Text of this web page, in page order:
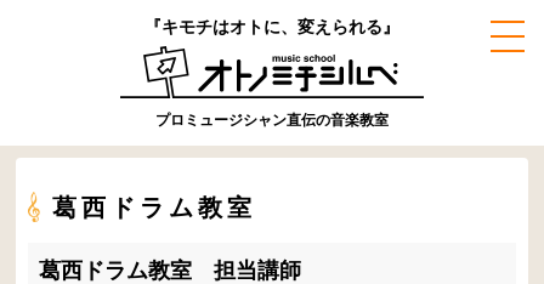
『キモチはオトに、変えられる』
プロミュージシャン直伝の音楽教室
葛西ドラム教室
葛西ドラム教室 担当講師